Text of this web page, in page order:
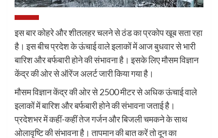
इस बार कोहरे और शीतलहर चलने से ठंड का प्रकोप खूब सता रहा
है। इस बीच प्रदेश के ऊंचाई वाले इलाकों में आज बुधवार से भारी
बारिश और बर्फबारी होने की संभावना है। इसके लिए मौसम विज्ञान
केंद्र की ओर से ऑरेंज अलर्ट जारी किया गया है।
मौसम विज्ञान केंद्र की ओर से 2500 मीटर से अधिक ऊंचाई वाले
इलाकों में बारिश और बर्फबारी होने की संभावना जताई है।
प्रदेशभर में कहीं-कहीं तेज गर्जन और बिजली चमकने के साथ
ओलावृष्टि की संभावना है। तापमान की बात करें तो दून का